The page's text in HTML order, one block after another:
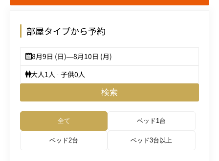
部屋タイプから予約
8月9日 (日)—8月10日 (月)
大人1人 · 子供0人
検索
全て ベッド1台
ベッド2台 ベッド3台以上